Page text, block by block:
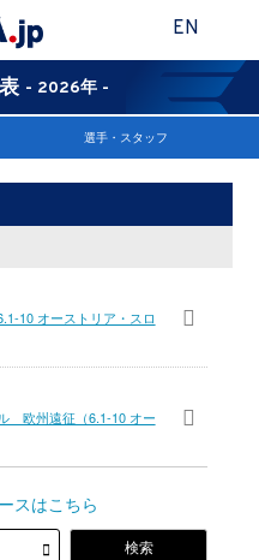
EN
- 2026年 -
選手・スタッフ
10 オーストリア・スロ
欧州遠征（6.1-10 オー
スはこちら